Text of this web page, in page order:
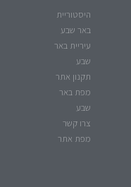
היסטוריית
באר שבע
עיריית באר
שבע
תקנון אתר
מפת באר
שבע
צרו קשר
מפת אתר